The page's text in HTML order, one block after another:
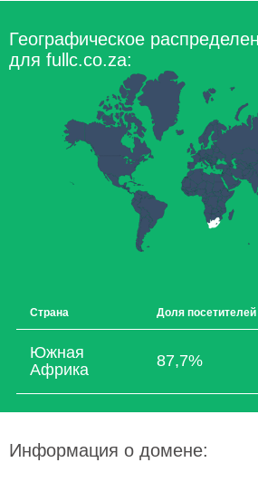
Географическое
для fullc.co.za:
Страна Доля посетителей
Южная
Африка
87,7%
Информация о домене: